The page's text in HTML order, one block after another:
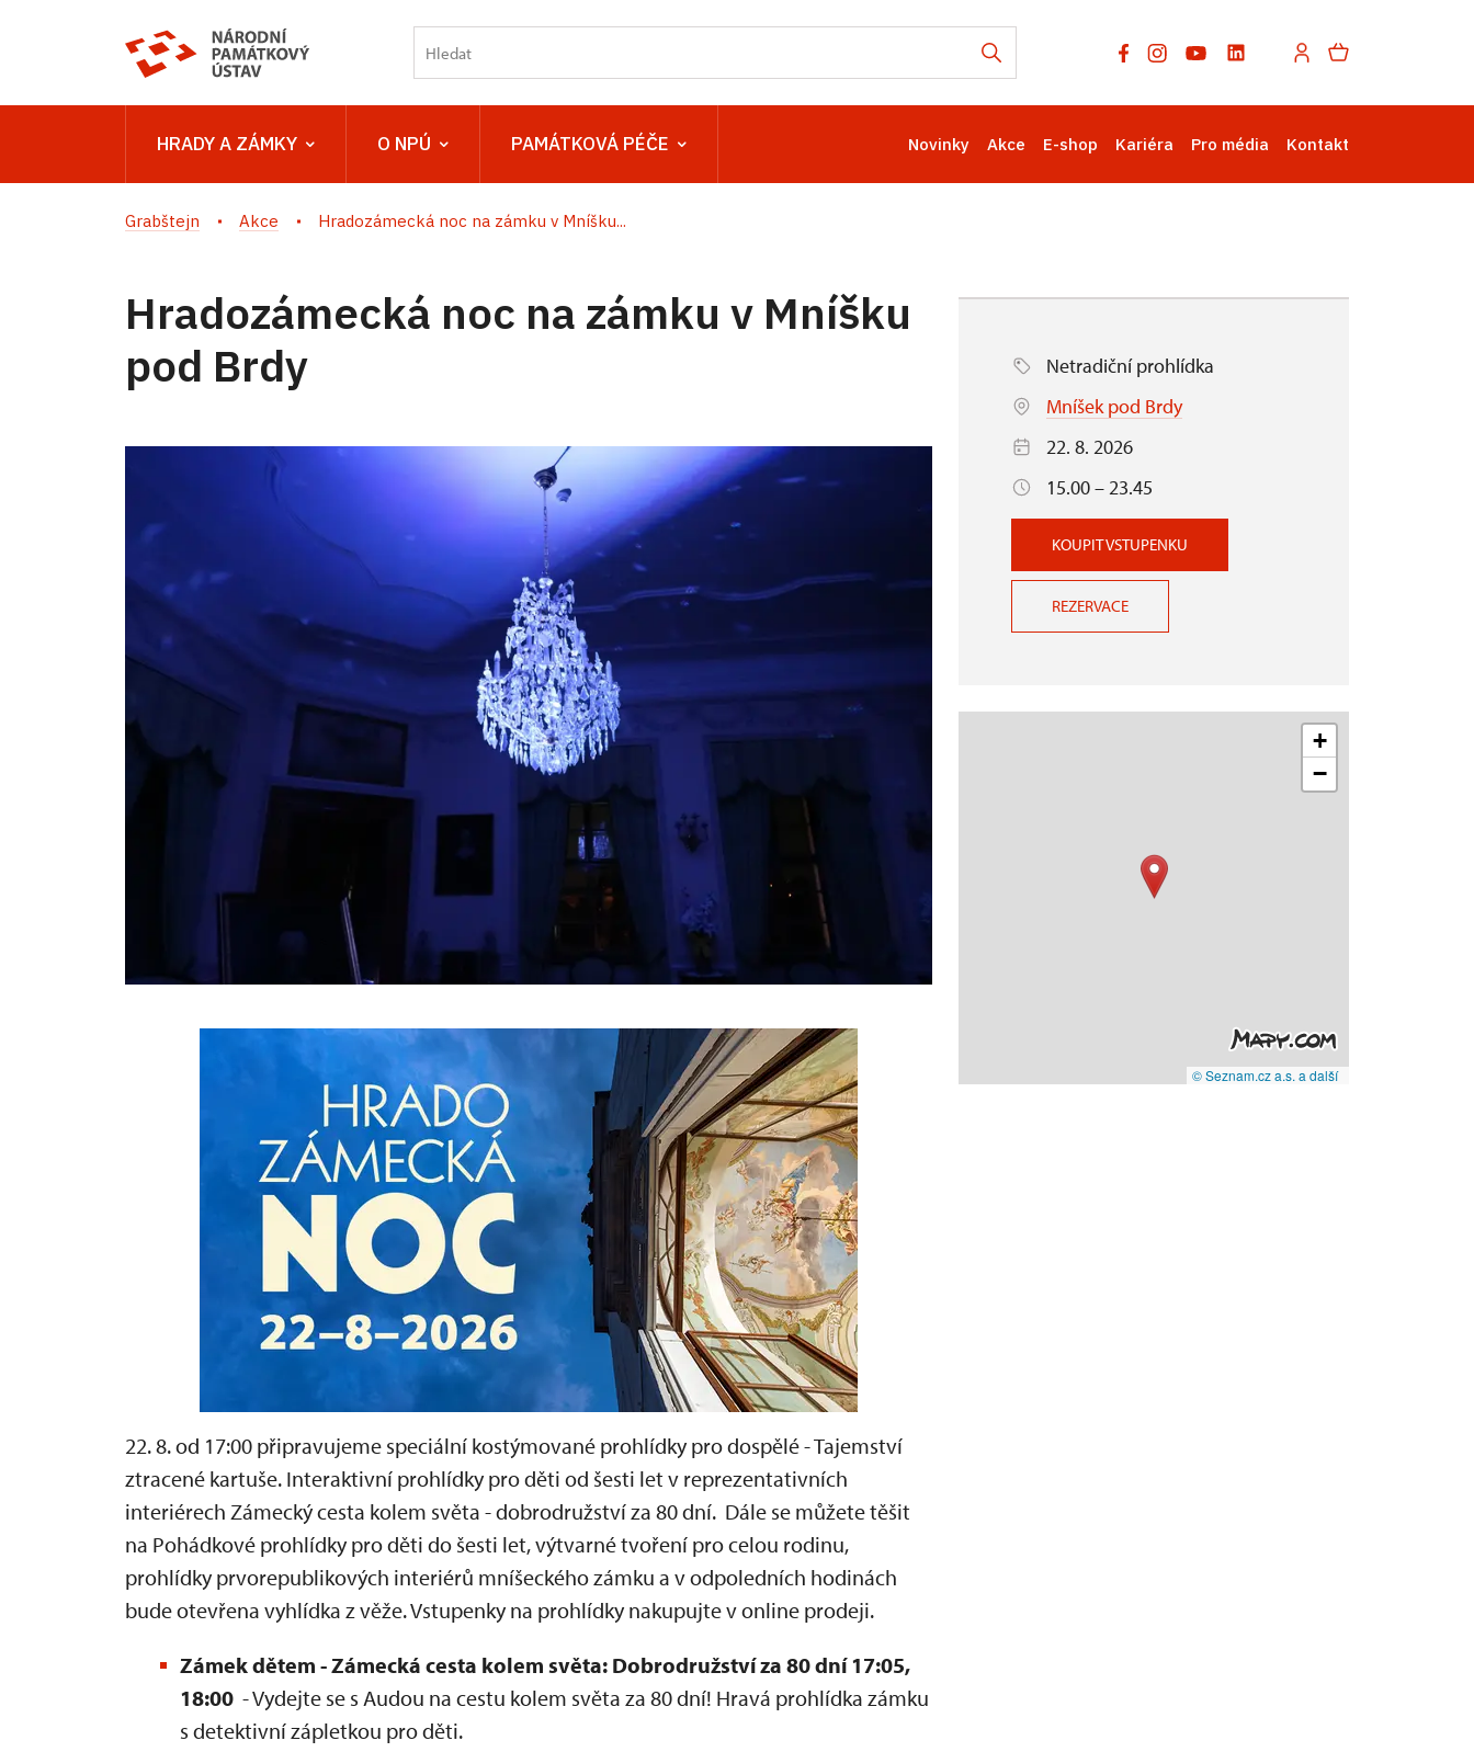
HRADY A ZÁMKY O NPÚ PAMÁTKOVÁ PÉČE Novinky Akce E-shop Kariéra Pro média Kontakt
Grabštejn Akce Hradozámecká noc na zámku v Mníšku...
Hradozámecká noc na zámku v Mníšku
pod Brdy
22. 8. od 17:00 připravujeme speciální kostýmované prohlídky pro dospělé - Tajemství
ztracené kartuše. Interaktivní prohlídky pro děti od šesti let v reprezentativních
interiérech Zámecký cesta kolem světa - dobrodružství za 80 dní. Dále se můžete těšit
na Pohádkové prohlídky pro děti do šesti let, výtvarné tvoření pro celou rodinu,
prohlídky prvorepublikových interiérů mníšeckého zámku a v odpoledních hodinách
bude otevřena vyhlídka z věže. Vstupenky na prohlídky nakupujte v online prodeji.
Zámek dětem - Zámecká cesta kolem světa: Dobrodružství za 80 dní 17:05,
18:00 - Vydejte se s Audou na cestu kolem světa za 80 dní! Hravá prohlídka zámku
s detektivní zápletkou pro děti.
Netradiční prohlídka
Mníšek pod Brdy
22. 8. 2026
15.00 – 23.45
KOUPIT VSTUPENKU
REZERVACE
+
−
© Seznam.cz a.s. a další